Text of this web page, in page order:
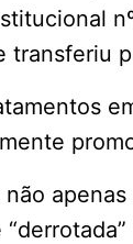
transferiu